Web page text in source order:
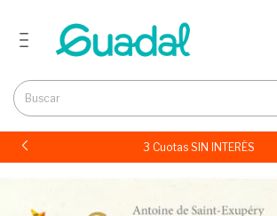
3 Cuotas SIN INTERÉS